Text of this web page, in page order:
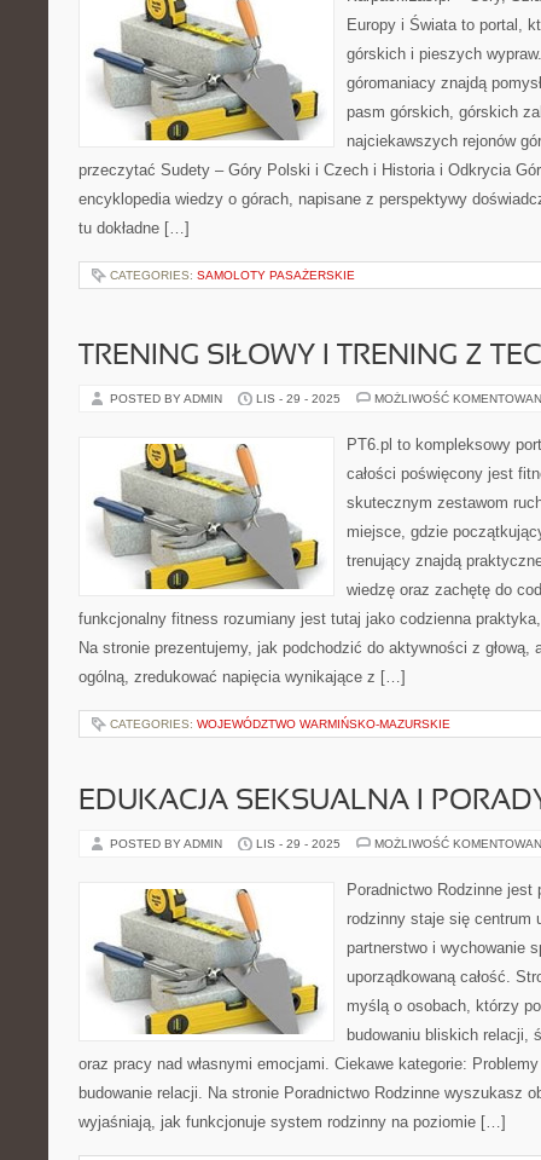
Europy i Świata to portal,
górskich i pieszych
góromaniacy znajdą
pasm górskich, górskich
najciekawszych rejonów
przeczytać Sudety – Góry Polski i Czech i Historia i Odkrycia
encyklopedia wiedzy o górach, napisane z perspektywy
tu dokładne […]
CATEGORIES: SAMOLOTY PASAŻERSKIE
TRENING SIŁOWY I TRENING Z
POSTED BY ADMIN LIS - 29 - 2025 MOŻLIWOŚĆ
PT6.pl to kompleksowy
całości poświęcony jest
skutecznym zestawom
miejsce, gdzie
trenujący znajdą
wiedzę oraz zachętę do
funkcjonalny fitness rozumiany jest tutaj jako codzienna
Na stronie prezentujemy, jak podchodzić do aktywności z głową,
ogólną, zredukować napięcia wynikające z […]
CATEGORIES: WOJEWÓDZTWO WARMIŃSKO-MAZURSKIE
EDUKACJA SEKSUALNA I
POSTED BY ADMIN LIS - 29 - 2025 MOŻLIWOŚĆ
Poradnictwo Rodzinne
rodzinny staje się centrum
partnerstwo i wychowanie
uporządkowaną całość.
myślą o osobach, którzy
budowaniu bliskich relacji,
oraz pracy nad własnymi emocjami. Ciekawe kategorie:
budowanie relacji. Na stronie Poradnictwo Rodzinne wyszukasz
wyjaśniają, jak funkcjonuje system rodzinny na poziomie […]